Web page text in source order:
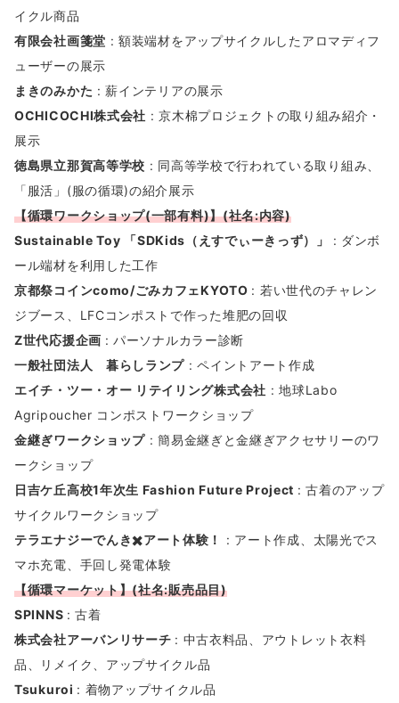
イクル商品
有限会社画箋堂 : 額装端材をアップサイクルしたアロマディフ
ューザーの展示
まきのみかた : 薪インテリアの展示
OCHICOCHI株式会社 : 京木棉プロジェクトの取り組み紹介・
展示
徳島県立那賀高等学校 : 同高等学校で行われている取り組み、
「服活」(服の循環)の紹介展示
【循環ワークショップ(一部有料)】(社名:内容)
Sustainable Toy 「SDKids（えすでぃーきっず）」 : ダンボ
ール端材を利用した工作
京都祭コインcomo/ごみカフェKYOTO : 若い世代のチャレン
ジブース、LFCコンポストで作った堆肥の回収
Z世代応援企画 : パーソナルカラー診断
一般社団法人 暮らしランプ : ペイントアート作成
エイチ・ツー・オー リテイリング株式会社 : 地球Labo
Agripoucher コンポストワークショップ
金継ぎワークショップ : 簡易金継ぎと金継ぎアクセサリーのワ
ークショップ
日吉ケ丘高校1年次生 Fashion Future Project : 古着のアップ
サイクルワークショップ
テラエナジーでんき✖️アート体験！
: アート作成、太陽光でス
マホ充電、手回し発電体験
【循環マーケット】(社名:販売品目)
SPINNS : 古着
株式会社アーバンリサーチ : 中古衣料品、アウトレット衣料
品、リメイク、アップサイクル品
Tsukuroi : 着物アップサイクル品